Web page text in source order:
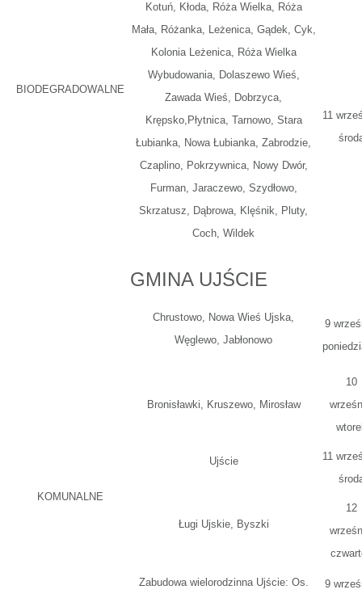
BIODEGRADOWALNE
Kotuń, Kłoda, Róża Wielka, Róża
Mała, Różanka, Leżenica, Gądek, Cyk,
Kolonia Leżenica, Róża Wielka
Wybudowania, Dolaszewo Wieś,
Zawada Wieś, Dobrzyca,
Krępsko,Płytnica, Tarnowo, Stara
Łubianka, Nowa Łubianka, Zabrodzie,
Czaplino, Pokrzywnica, Nowy Dwór,
Furman, Jaraczewo, Szydłowo,
Skrzatusz, Dąbrowa, Klęśnik, Pluty,
Coch, Wildek
11
GMINA UJŚCIE
KOMUNALNE
Chrustowo, Nowa Wieś Ujska,
Węglewo, Jabłonowo
9
Bronisławki, Kruszewo, Mirosław
10
Ujście
11
Ługi Ujskie, Byszki
12
Zabudowa wielorodzinna Ujście: Os.
9